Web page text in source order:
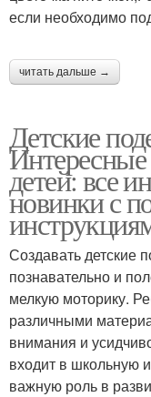
если необходимо
читать дальше →
Детские
Интересные
детей: все
новинки с
Создавать детские
познавательно и
мелкую моторику.
различными
внимания и
входит в школьную
важную роль в